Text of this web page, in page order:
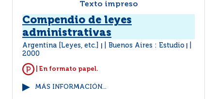
Texto impreso
Compendio de leyes
administrativas
Argentina [Leyes, etc.] Buenos Aires : Estudio
2000
| En formato papel.
MÁS INFORMACIÓN...